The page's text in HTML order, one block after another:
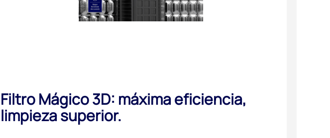
Filtro Mágico 3D: máxima eficiencia,
limpieza superior.